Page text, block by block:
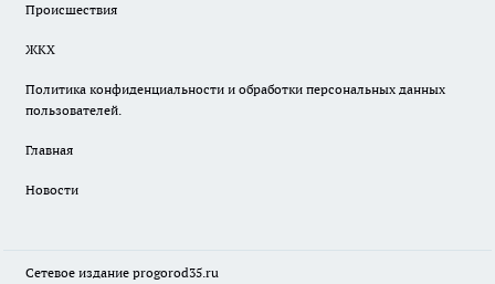
Происшествия
ЖКХ
Политика конфиденциальности и обработки персональных данных
пользователей.
Главная
Новости
Сетевое издание progorod35.ru